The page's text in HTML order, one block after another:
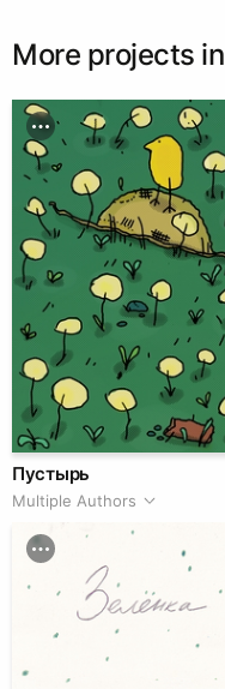
More projects in
Пустырь
Multiple Authors